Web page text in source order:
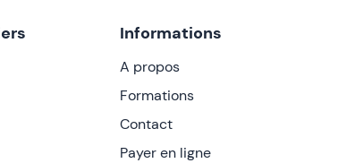
Informations
A propos
Formations
Contact
Payer en ligne